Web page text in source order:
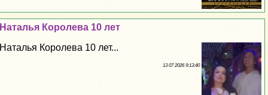
Наталья Королева 10 лет
Наталья Королева 10 лет...
13 07 2026 9:13:40